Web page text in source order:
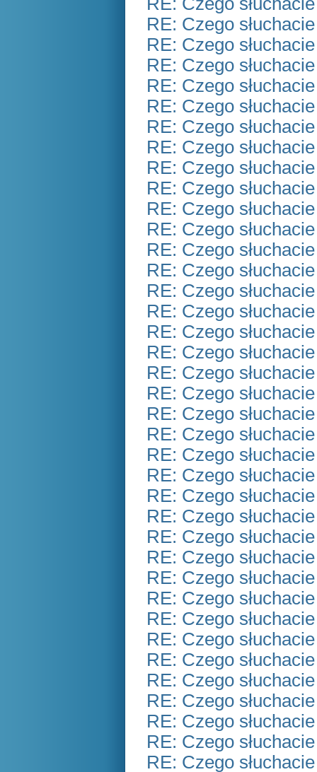
RE: Czego
RE: Czego
RE: Czego
RE: Czego
RE: Czego
RE: Czego
RE: Czego
RE: Czego
RE: Czego
RE: Czego
RE: Czego
RE: Czego
RE: Czego
RE: Czego
RE: Czego
RE: Czego
RE: Czego
RE: Czego
RE: Czego
RE: Czego
RE: Czego
RE: Czego
RE: Czego
RE: Czego
RE: Czego
RE: Czego
RE: Czego
RE: Czego
RE: Czego
RE: Czego
RE: Czego
RE: Czego
RE: Czego
RE: Czego
RE: Czego
RE: Czego
RE: Czego